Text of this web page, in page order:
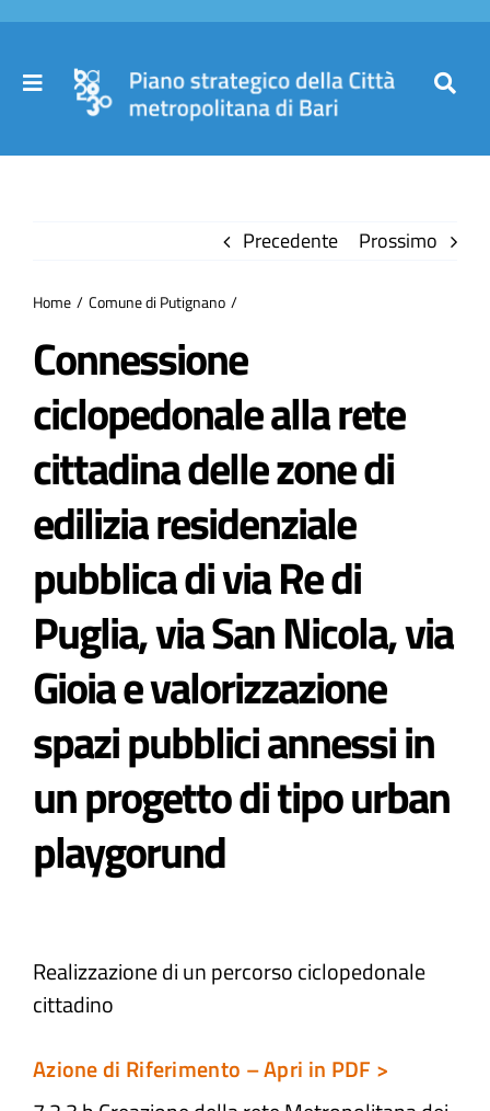
Salta
contenuto
Toggle
Partecipa
Comuni
Atti e Docunenti
Notizie
Progetti
Precedente Prossimo
Home Comune di Putignano
Connessione
ciclopedonale alla rete
cittadina delle zone di
edilizia residenziale
pubblica di via Re di
Puglia, via San Nicola, via
Gioia e valorizzazione
spazi pubblici annessi in
un progetto di tipo urban
playgorund
Realizzazione di un percorso ciclopedonale
cittadino
Azione di Riferimento – Apri in PDF >